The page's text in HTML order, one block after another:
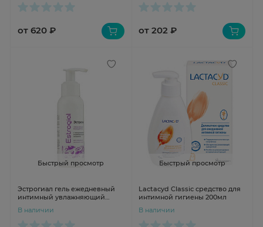
от 620 ₽ от 202 ₽
Быстрый просмотр
Эстрогиал гель ежедневный
интимный увлажняющий
В наличии
Быстрый просмотр
Lactacyd Classic средство для
интимной гигиены 200мл
В наличии